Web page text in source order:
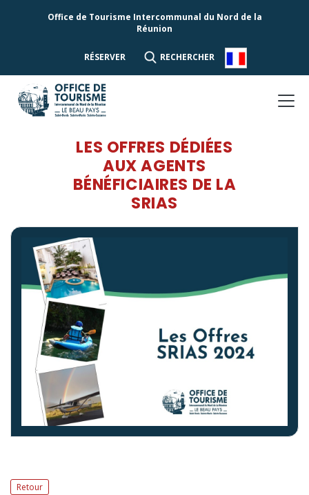
Office de Tourisme Intercommunal du Nord de la
Réunion
RÉSERVER RECHERCHER
LES OFFRES DÉDIÉES
AUX AGENTS
BÉNÉFICIAIRES DE LA
SRIAS
Retour